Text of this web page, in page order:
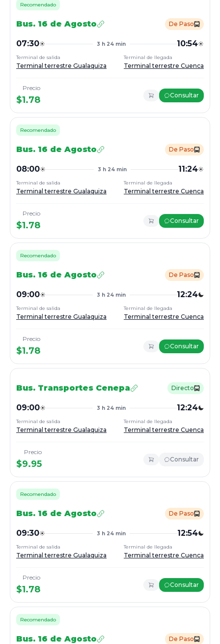
Recomendado
Bus. 16 de Agosto De Paso
07:30 3 h 24 min 10:54
Terminal de salida
Terminal terrestre Gualaquiza
Terminal de llegada
Terminal terrestre Cuenca
Precio
$1.78 Consultar
Recomendado
Bus. 16 de Agosto De Paso
08:00 3 h 24 min 11:24
Terminal de salida
Terminal terrestre Gualaquiza
Terminal de llegada
Terminal terrestre Cuenca
Precio
$1.78 Consultar
Recomendado
Bus. 16 de Agosto De Paso
09:00 3 h 24 min 12:24
Terminal de salida
Terminal terrestre Gualaquiza
Terminal de llegada
Terminal terrestre Cuenca
Precio
$1.78 Consultar
Bus. Transportes Cenepa Directo
09:00 3 h 24 min 12:24
Terminal de salida
Terminal terrestre Gualaquiza
Terminal de llegada
Terminal terrestre Cuenca
Precio
$9.95 Consultar
Recomendado
Bus. 16 de Agosto De Paso
09:30 3 h 24 min 12:54
Terminal de salida
Terminal terrestre Gualaquiza
Terminal de llegada
Terminal terrestre Cuenca
Precio
$1.78 Consultar
Recomendado
Bus. 16 de Agosto De Paso